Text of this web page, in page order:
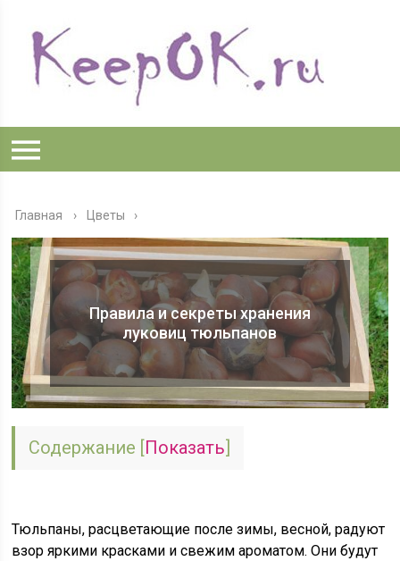
Главная › Цветы
Правила и секреты хранения
луковиц тюльпанов
Содержание Показать
Тюльпаны, расцветающие после зимы, весной, радуют
взор яркими красками и свежим ароматом. Они будут